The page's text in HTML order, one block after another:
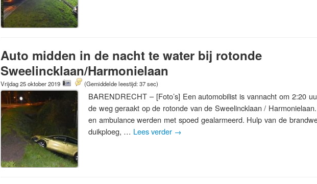
Auto midden in de nacht te water bij rotonde
Sweelincklaan/Harmonielaan
Vrijdag 25 oktober 2019 (Gemiddelde leestijd: 37 sec)
BARENDRECHT – [Foto’s] Een automobilist is vannacht om 2:20
de weg geraakt op de rotonde van de Sweelincklaan /
en ambulance werden met spoed gealarmeerd. Hulp van de
duikploeg, … Lees verder →